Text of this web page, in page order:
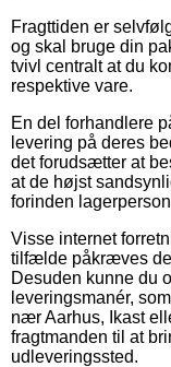
Fragttiden er
og skal bruge din
tvivl centralt at du
respektive vare.
En del forhandlere
levering på deres
det forudsætter at
at de højst
forinden
Visse internet
tilfælde påkræves
Desuden kunne du
leveringsmanér,
nær Aarhus, Ikast
fragtmanden til at
udleveringssted.